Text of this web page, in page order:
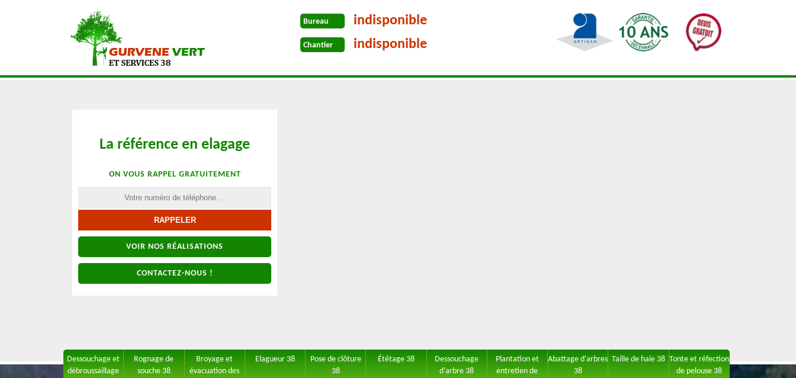
Bureau indisponible
Chantier indisponible
La référence en elagage
ON VOUS RAPPEL GRATUITEMENT
VOIR NOS RÉALISATIONS
CONTACTEZ-NOUS !
Dessouchage et
débroussaillage
Rognage de
souche 38
Broyage et
évacuation des
Elagueur 38
Pose de clôture
38
Étêtage 38
Dessouchage
d'arbre 38
Plantation et
entretien de
Abattage d'arbres
38
Taille de haie 38 Tonte et réfection
de pelouse 38